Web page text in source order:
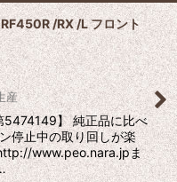
/RX /L フロント
産
5474149】 純正品に比べ
停止中の取り回しが楽
www.peo.nara.jpま